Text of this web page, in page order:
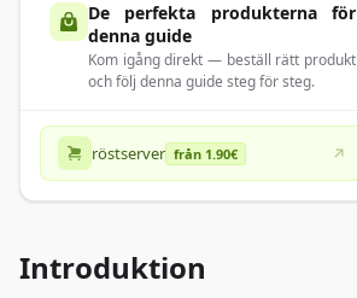
De perfekta produkterna för
denna guide
Kom igång direkt — beställ rätt produkt
och följ denna guide steg för steg.
röstserver från 1.90€
Introduktion